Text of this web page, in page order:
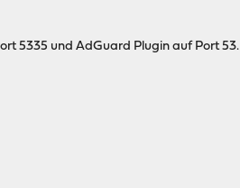
5335 und AdGuard Plugin auf Port 53.